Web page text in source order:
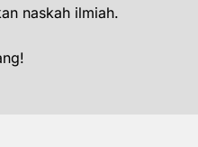
naskah ilmiah.